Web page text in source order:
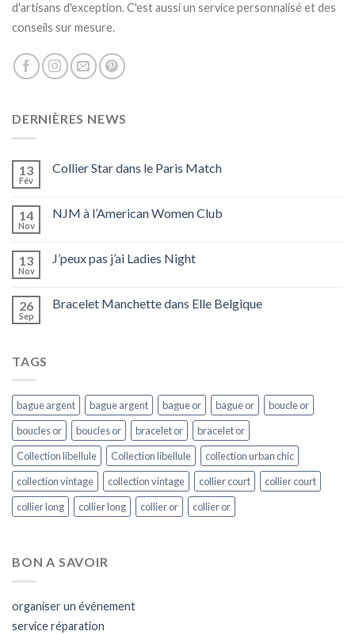
d'artisans d'exception. C'est aussi un service personnalisé et des
conseils sur mesure.
DERNIÈRES NEWS
13
Fév
Collier Star dans le Paris Match
14
Nov
NJM à l’American Women Club
13
Nov
J’peux pas j’ai Ladies Night
26
Sep
Bracelet Manchette dans Elle Belgique
TAGS
bague argent bague argent bague or bague or
boucle or
boucles or
boucles or bracelet or
bracelet or
Collection libellule
Collection libellule
collection urban chic
collection vintage
collection vintage collier court
collier court
collier long
collier long collier or collier or
BON A SAVOIR
organiser un événement
service réparation